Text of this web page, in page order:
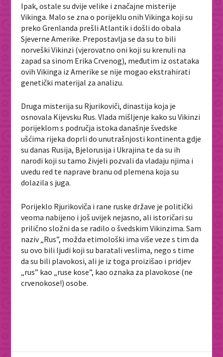
Ipak, ostale su dvije velike i značajne misterije
Vikinga. Malo se zna o porijeklu onih Vikinga koji su
preko Grenlanda prešli Atlantik i došli do obala
Sjeverne Amerike. Prepostavlja se da su to bili
norveški Vikinzi (vjerovatno oni koji su krenuli na
zapad sa sinom Erika Crvenog), međutim iz ostataka
ovih Vikinga iz Amerike se nije mogao ekstrahirati
genetički materijal za analizu.
Druga misterija su Rjurikoviči, dinastija koja je
osnovala Kijevsku Rus. Vlada mišljenje kako su Vikinzi
porijeklom s područja istoka današnje švedske
ušćima rijeka doprli do unutrašnjosti kontinenta gdje
su danas Rusija, Bjelorusija i Ukrajina te da su ih
narodi koji su tamo živjeli pozvali da vladaju njima i
uvedu red te naprave branu od plemena koja su
dolazila s juga.
Porijeklo Rjurikoviča i rane ruske države je politički
veoma nabijeno i još uvijek nejasno, ali istoričari su
prilično složni da se radilo o švedskim Vikinzima. Sam
naziv „Rus”, možda etimološki ima više veze s tim da
su ovo bili ljudi koji su baratali veslima, nego s time
da su bili plavokosi, ali je iz toga proizišao i pridjev
„rus” kao „ruse kose”, kao oznaka za plavokose (ne
crvenokose!) osobe.